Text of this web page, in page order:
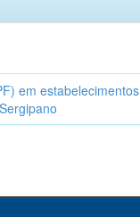
em estabelecimentos